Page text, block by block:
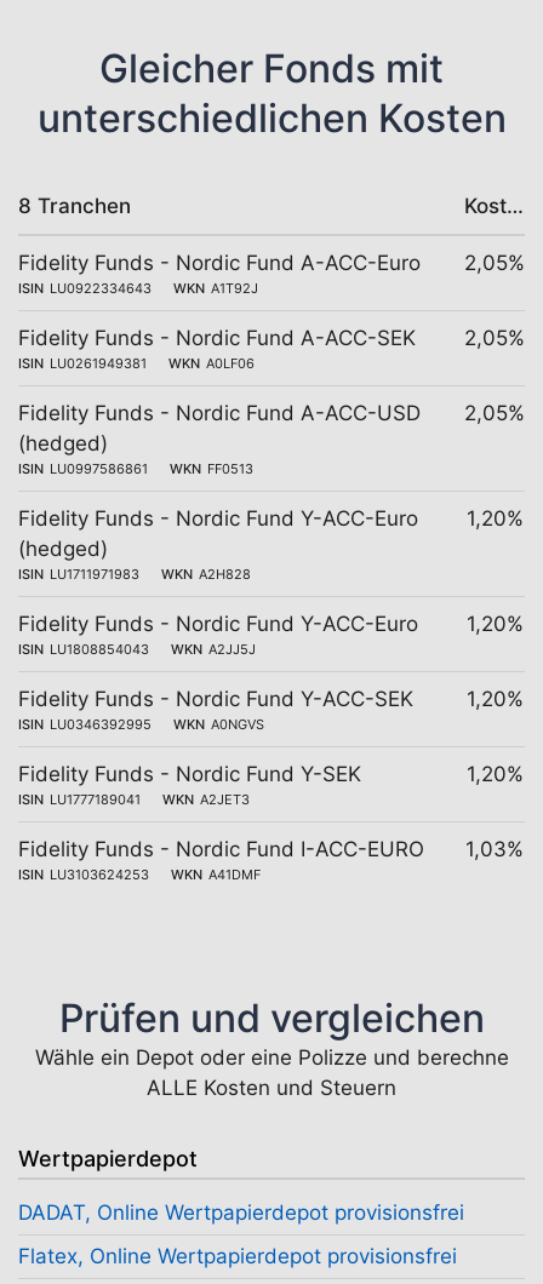
Gleicher Fonds mit
unterschiedlichen Kosten
8 Tranchen Kosten
Fidelity Funds - Nordic Fund A-ACC-Euro
ISIN LU0922334643 WKN A1T92J
2,05%
Fidelity Funds - Nordic Fund A-ACC-SEK
ISIN LU0261949381 WKN A0LF06
2,05%
Fidelity Funds - Nordic Fund A-ACC-USD
(hedged)
ISIN LU0997586861 WKN FF0513
2,05%
Fidelity Funds - Nordic Fund Y-ACC-Euro
(hedged)
ISIN LU1711971983 WKN A2H828
1,20%
Fidelity Funds - Nordic Fund Y-ACC-Euro
ISIN LU1808854043 WKN A2JJ5J
1,20%
Fidelity Funds - Nordic Fund Y-ACC-SEK
ISIN LU0346392995 WKN A0NGVS
1,20%
Fidelity Funds - Nordic Fund Y-SEK
ISIN LU1777189041 WKN A2JET3
1,20%
Fidelity Funds - Nordic Fund I-ACC-EURO
ISIN LU3103624253 WKN A41DMF
1,03%
Prüfen und vergleichen
Wähle ein Depot oder eine Polizze und berechne
ALLE Kosten und Steuern
Wertpapierdepot
DADAT, Online Wertpapierdepot provisionsfrei
Flatex, Online Wertpapierdepot provisionsfrei